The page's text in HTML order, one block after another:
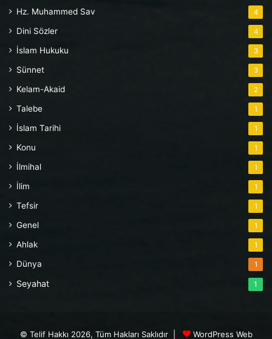
Hz. Muhammed Sav 4
Dini Sözler 4
İslam Hukuku 3
Sünnet 3
Kelam-Akaid 2
Talebe 1
İslam Tarihi 1
Konu 1
İlmihal 1
İlim 1
Tefsir 1
Genel 1
Ahlak 1
Dünya 1
Seyahat 1
© Telif Hakkı 2026, Tüm Hakları Saklıdır | WordPress Web